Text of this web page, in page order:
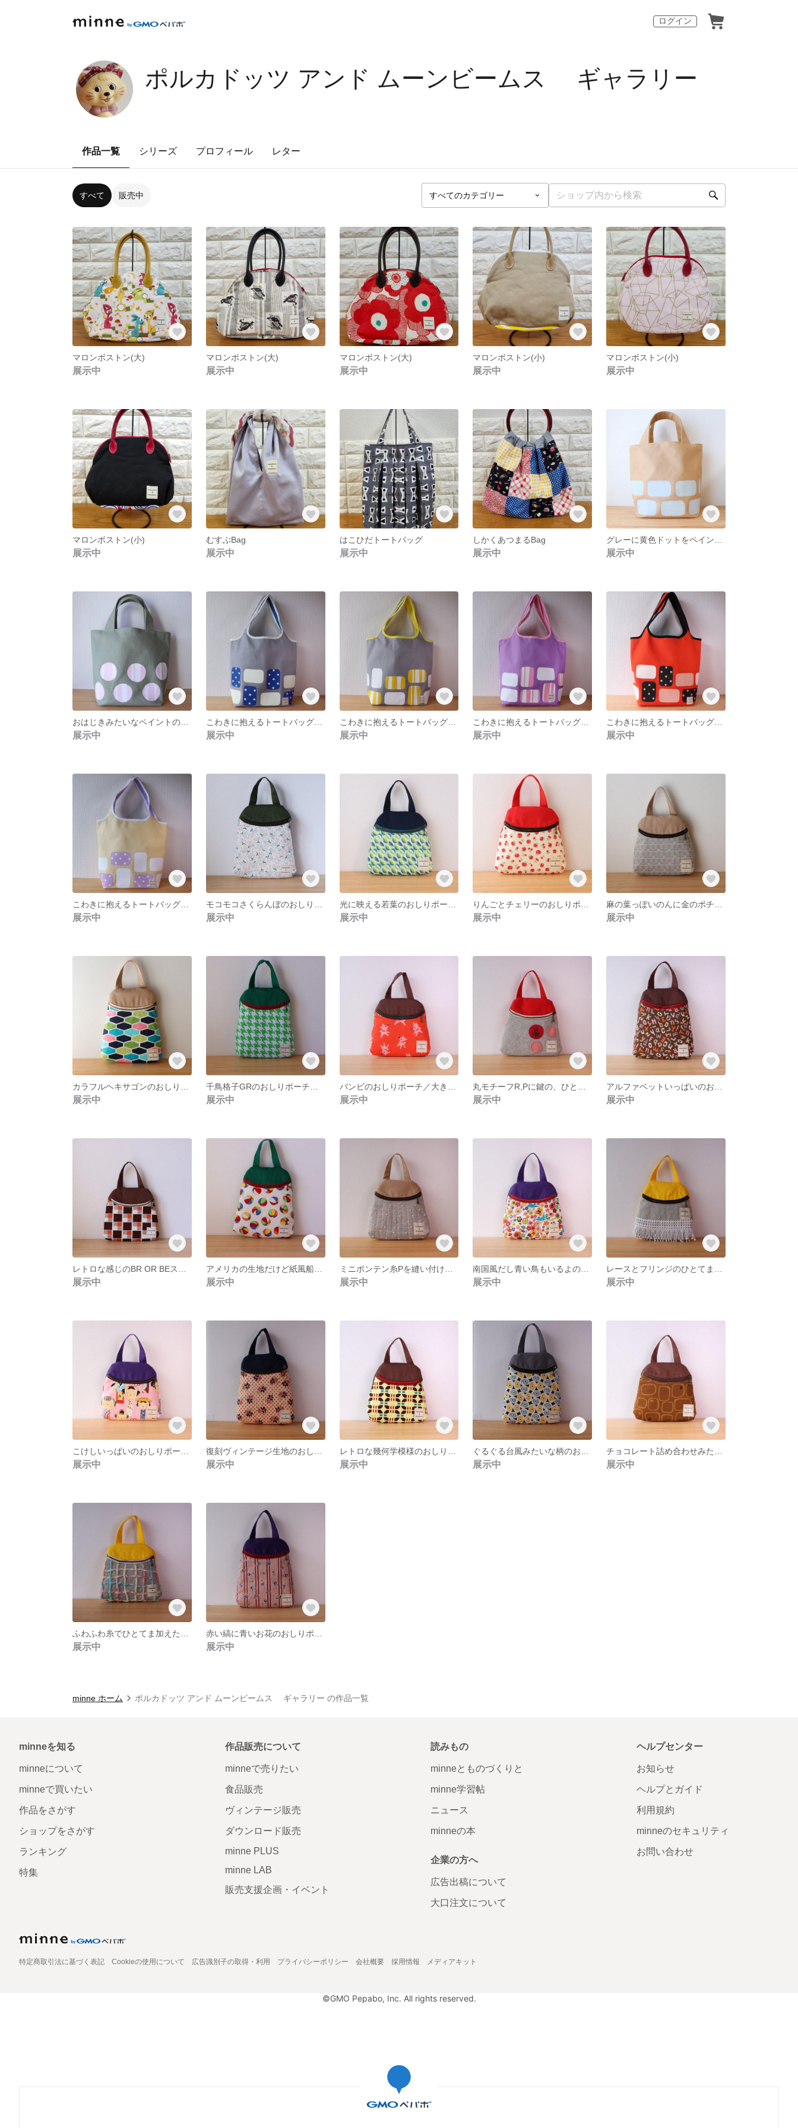
ログイン
ポルカドッツ アンド ムーンビームス ギャラリー
作品一覧 シリーズ プロフィール レター
すべて 販売中
マロンボストン(大)
展示中
マロンボストン(大)
展示中
マロンボストン(大)
展示中
マロンボストン(小)
展示中
マロンボストン(小)
展示中
マロンボストン(小)
展示中
むすぶBag
展示中
はこひだトートバッグ
展示中
しかくあつまるBag
展示中 展示中
展示中
こわきに抱えるトートバッグ GYにWH Bペイント
展示中
こわきに抱えるトートバッグ GYにWH Yペイント
展示中 展示中 展示中
展示中 展示中 展示中 展示中 展示中
展示中 展示中 展示中 展示中 展示中
展示中
アメリカの生地だけど紙風船がらのおしりポーチ／大きさはのっぽさん
展示中 展示中 展示中 展示中
展示中 展示中 展示中 展示中 展示中
展示中 展示中
minne ホーム ポルカドッツ アンド ムーンビームス ギャラリー の作品一覧
minneを知る
minneについて
minneで買いたい
作品をさがす
ショップをさがす
ランキング
特集
作品販売について
minneで売りたい
食品販売
ヴィンテージ販売
ダウンロード販売
minne PLUS
minne LAB
販売支援企画・イベント
読みもの
minneとものづくりと
minne学習帖
ニュース
minneの本
企業の方へ
広告出稿について
大口注文について
ヘルプセンター
お知らせ
ヘルプとガイド
利用規約
minneのセキュリティ
お問い合わせ
特定商取引法に基づく表記 Cookieの使用について 広告識別子の取得・利用 プライバシーポリシー 会社概要 採用情報 メディアキット
©GMO Pepabo, Inc. All rights reserved.